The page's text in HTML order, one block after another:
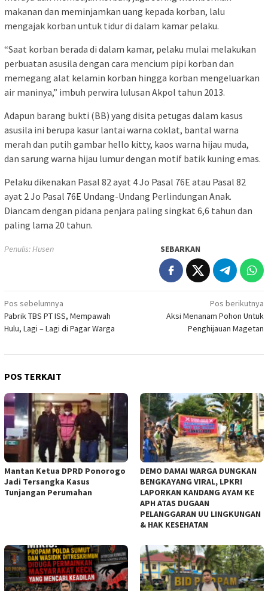
makanan dan meminjamkan uang kepada korban, lalu
mengajak korban untuk tidur di dalam kamar pelaku.
“Saat korban berada di dalam kamar, pelaku mulai melakukan
perbuatan asusila dengan cara mencium pipi korban dan
memegang alat kelamin korban hingga korban mengeluarkan
air maninya,” imbuh perwira lulusan Akpol tahun 2013.
Adapun barang bukti (BB) yang disita petugas dalam kasus
asusila ini berupa kasur lantai warna coklat, bantal warna
merah dan putih gambar hello kitty, kaos warna hijau muda,
dan sarung warna hijau lumur dengan motif batik kuning emas.
Pelaku dikenakan Pasal 82 ayat 4 Jo Pasal 76E atau Pasal 82
ayat 2 Jo Pasal 76E Undang-Undang Perlindungan Anak.
Diancam dengan pidana penjara paling singkat 6,6 tahun dan
paling lama 20 tahun.
Penulis: Husen SEBARKAN
Navigasi
pos
Pos sebelumnya
Pabrik TBS PT ISS, Mempawah
Hulu, Lagi – Lagi di Pagar Warga
Pos berikutnya
Aksi Menanam Pohon Untuk
Penghijauan Magetan
POS TERKAIT
Mantan Ketua DPRD Ponorogo
Jadi Tersangka Kasus
Tunjangan Perumahan
DEMO DAMAI WARGA DUNGKAN
BENGKAYANG VIRAL, LPKRI
LAPORKAN KANDANG AYAM KE
APH ATAS DUGAAN
PELANGGARAN UU LINGKUNGAN
& HAK KESEHATAN